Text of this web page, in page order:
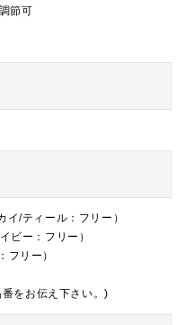
節可
/ティール：フリー）
ビー：フリー）
フリー）
をお伝え下さい。)